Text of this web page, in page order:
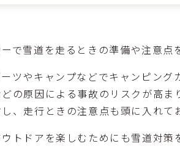
で雪道を走るときの準備や注意点
ツやキャンプなどでキャンピン
の原因による事故のリスクが高
、走行ときの注意点も頭に入れて
トドアを楽しむためにも雪道対策